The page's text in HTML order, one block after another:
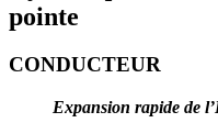
pointe
CONDUCTEUR
Expansion rapide de